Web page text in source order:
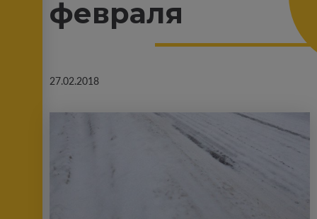
февраля
27.02.2018